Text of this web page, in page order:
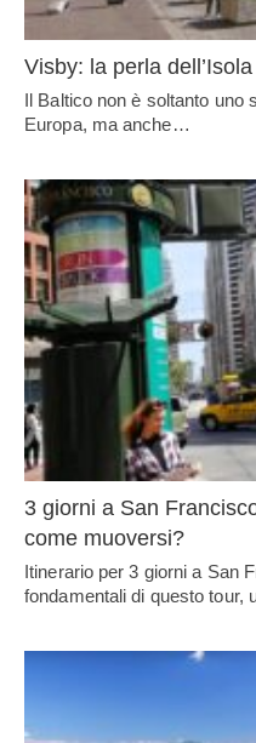
Visby: la perla
Il Baltico non è soltanto uno
Europa, ma anche…
3 giorni a San
come muoversi?
Itinerario per 3 giorni a San
fondamentali di questo tour,